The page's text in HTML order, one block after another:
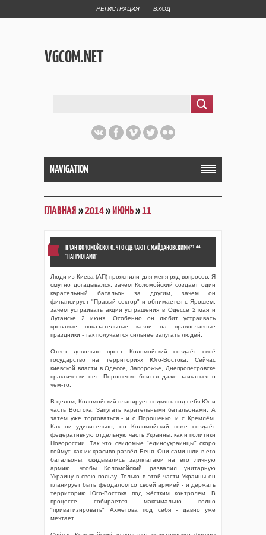
РЕГИСТРАЦИЯ ВХОД
VGCOM.NET
NAVIGATION
ГЛАВНАЯ»2014»ИЮНЬ»11
21:44
ПЛАН КОЛОМОЙСКОГО. ЧТО СДЕЛАЮТ С МАЙДАНОВСКИМИ
"ПАТРИОТАМИ"
Люди из Киева (АП) прояснили для меня ряд вопросов. Я
смутно догадывался, зачем Коломойский создаёт один
карательный батальон за другим, зачем он
финансирует "Правый сектор" и обнимается с Ярошем,
зачем устраивать акции устрашения в Одессе 2 мая и
Луганске 2 июня. Особенно он любит устраивать
кровавые показательные казни на православные
праздники - так получается сильнее запугать людей.
Ответ довольно прост. Коломойский создаёт своё
государство на территориях Юго-Востока. Сейчас
киевской власти в Одессе, Запорожье, Днепропетровске
практически нет. Порошенко боится даже заикаться о
чём-то.
В целом, Коломойский планирует подмять под себя Юг и
часть Востока. Запугать карательными батальонами. А
затем уже торговаться - и с Порошенко, и с Кремлём.
Как ни удивительно, но Коломойский тоже создаёт
федеративную отдельную часть Украины, как и политики
Новороссии. Так что свидомые "единоукраинцы" скоро
поймут, как их красиво развёл Беня. Они сами шли в его
батальоны, скидывались зарплатами на его личную
армию, чтобы Коломойский развалил унитарную
Украину в свою пользу. Только в этой части Украины он
планирует быть феодалом со своей армией - и держать
территорию Юго-Востока под жёстким контролем. В
процессе собирается максимально полно
"приватизировать" Ахметова под себя - давно уже
мечтает.